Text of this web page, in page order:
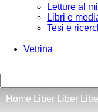
Letture al
Libri e
Tesi e
Vetrina
Home Liber Liber